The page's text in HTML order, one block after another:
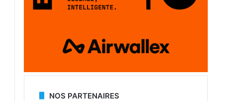
NOS PARTENAIRES